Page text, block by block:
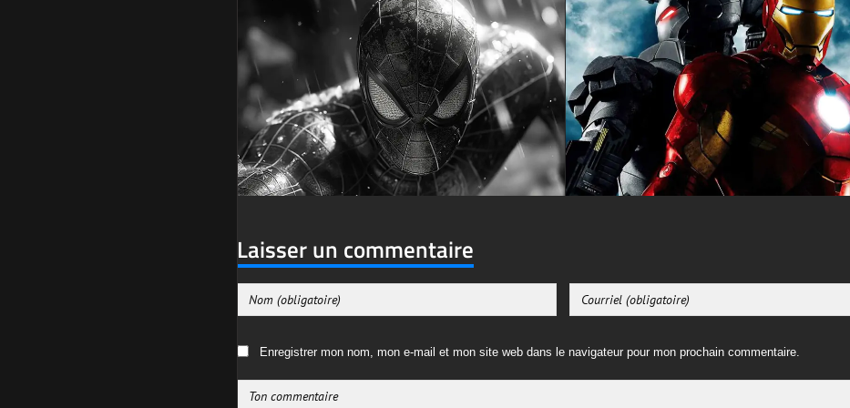
Laisser un commentaire
Enregistrer mon nom, mon e-mail et mon site web dans le navigateur pour mon prochain commentaire.